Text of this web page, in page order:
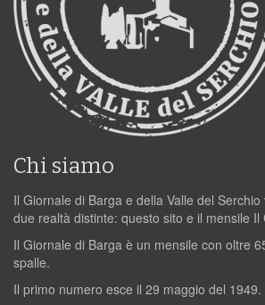
Chi siamo
Il Giornale di Barga e della Valle del
due realtà distinte: questo sito e il mensile Il
Il Giornale di Barga è un mensile con oltre
spalle.
Il primo numero esce il 29 maggio del 1949.